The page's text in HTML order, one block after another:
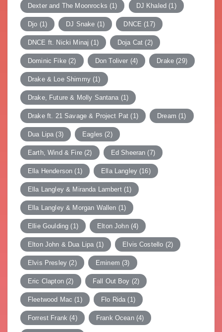
Dexter and The Moonrocks (1) DJ Khaled (1)
Djo (1) DJ Snake (1) DNCE (17)
DNCE ft. Nicki Minaj (1) Doja Cat (2)
Dominic Fike(2) Don Toliver (4) Drake (29)
Drake & Loe Shimmy(1)
Drake, Future & Molly Santana (1)
Drake ft. 21 Savage & Project Pat (1) Dream (1)
Dua Lipa (3) Eagles (2)
Earth, Wind & Fire(2) Ed Sheeran (7)
Ella Henderson (1) Ella Langley(16)
Ella Langley & Miranda Lambert(1)
Ella Langley & Morgan Wallen (1)
Ellie Goulding (1) Elton John(4)
Elton John & Dua Lipa (1) Elvis Costello (2)
Elvis Presley (2) Eminem (3)
Eric Clapton(2) Fall Out Boy (2)
Fleetwood Mac (1) Flo Rida (1)
Forrest Frank (4) Frank Ocean(4)